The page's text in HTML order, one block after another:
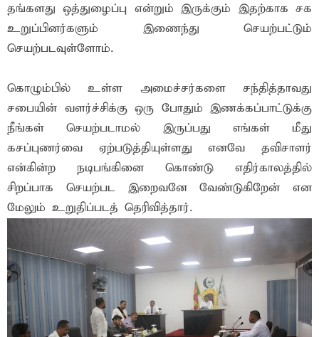
தங்களது ஒத்துழைப்பு என்றும் இருக்கும் இதற்காக சக
உறுப்பினர்களும் இணைந்து செயற்பட்டும்
செயற்படவுள்ளோம்.
கொழும்பில் உள்ள அமைச்சர்களை சந்தித்தாவது
சபையின் வளர்ச்சிக்கு ஒரு போதும் இணக்கப்பாட்டுக்கு
நீங்கள் செயற்படாமல் இருப்பது எங்கள் மீது
கசப்புணர்வை ஏற்படுத்தியுள்ளது எனவே தவிசாளர்
என்கின்ற நடிபங்கினை கொண்டு எதிர்காலத்தில்
சிறப்பாக செயற்பட இறைவனே வேண்டுகிறேன் என
மேலும் உறுதிப்படத் தெரிவித்தார்.